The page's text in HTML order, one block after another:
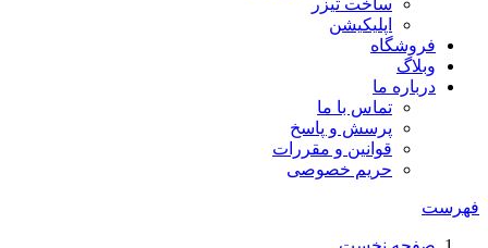
ساخت تیزر
اپلیکیشن
فروشگاه
وبلاگ
درباره ما
تماس با ما
پرسش و پاسخ
قوانین و مقررات
حریم خصوصی
فهرست